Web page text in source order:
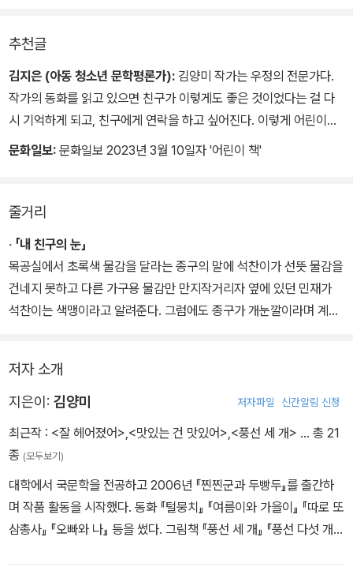
김지은 평론가가 언급했듯이 ‘이별’을 주제로 묶은 다섯 편의 이야기
는 어린이와 밀접하다. 학교에서든 집에서든 어디서나 관계 속에서
살아가는 아이들이 시시각각 생겨나는 ‘마음’을 어떻게 내면화하고
고 있는 아이들의 초상이 과장 없이 담겨 있다.
수 있는 내면의 이야기들이 십 대 아이들의 눈과 입을 통해 때로는 유
머러스하게 때로는 묵직하게 전해지며 읽는 사람의 마음의 문을 두드
린다.
추천글
김지은 (아동 청소년 문학평론가): 김양미 작가는 우정의 전문가다.
작가의 동화를 읽고 있으면 친구가 이렇게도 좋은 것이었다는 걸 다
시 기억하게 되고, 친구에게 연락을 하고 싶어진다. 이렇게 어린이와
밀접한 이야기를 읽은 것이 얼마 만인지 모르겠다. 작품 속 어린이의
유의 오래 공들인 문장 사이에서 촘촘히 빛난다. 이것은 작가가 만든
다.
문화일보: 문화일보 2023년 3월 10일자 '어린이 책'
줄거리
‧ 「내 친구의 눈」
목공실에서 초록색 물감을 달라는 종구의 말에 석찬이가 선뜻 물감을
건네지 못하고 다른 가구용 물감만 만지작거리자 옆에 있던 민재가
석찬이는 색맹이라고 알려준다. 그럼에도 종구가 개눈깔이라며 계속
된 건데 고마워하기는커녕 오히려 차근차근 말할 기회를 뺏었다며 자
신을 원망하는 석찬이에게 건오는 큰 실망과 섭섭함을 느낀다. 그리
는 오히려 잘됐다고 생각하지만 시간이 흐를수록 둘은 함께했던 놀이
와 시간에 대해 생각하게 된다. 건오가 이사 가는 날 둘은 어떤 모습으
로 만나 인사를 나누게 될까?
‧ 「그럴 수도 있지, 통과」
저자 소개
지은이: 김양미 저자파일 신간알림 신청
최근작 : <잘 헤어졌어> <맛있는 건 맛있어> <풍선 세 개> … 총 21
종 (모두보기)
대학에서 국문학을 전공하고 2006년 『찐찐군과 두빵두』를 출간하
며 작품 활동을 시작했다. 동화 『털뭉치』 『여름이와 가을이』 『따로 또
삼총사』 『오빠와 나』 등을 썼다. 그림책 『풍선 세 개』 『풍선 다섯 개』